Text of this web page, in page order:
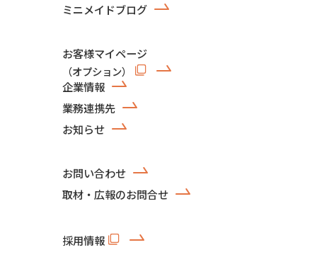
ミニメイドブログ
お客様マイページ
（オプション）
企業情報
業務連携先
お知らせ
お問い合わせ
取材・広報のお問合せ
採用情報